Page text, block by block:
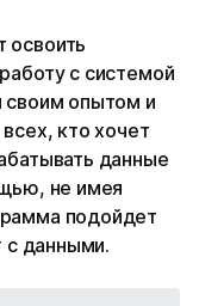
освоить
с системой
своим опытом и
кто хочет
данные
не имея
подойдет
с данными.